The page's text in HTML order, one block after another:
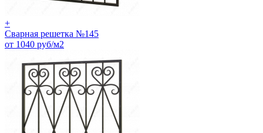
+
Сварная решетка №145
от 1040 руб/м2